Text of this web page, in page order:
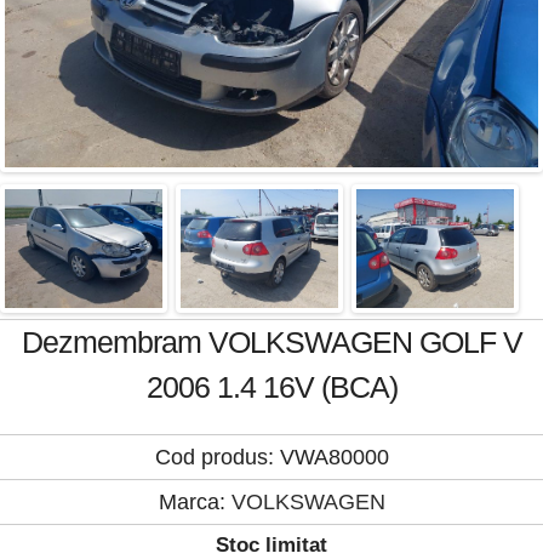
Dezmembram VOLKSWAGEN GOLF V
2006 1.4 16V (BCA)
Cod produs: VWA80000
Marca: VOLKSWAGEN
Stoc limitat